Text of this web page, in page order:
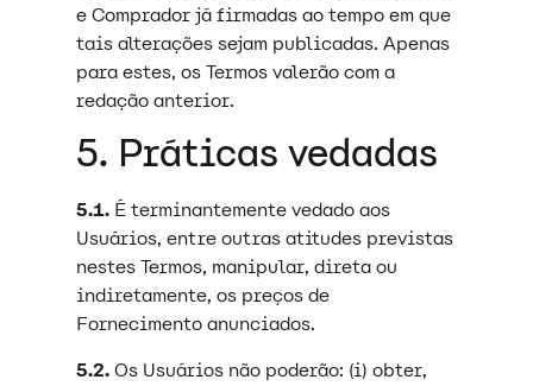
e Comprador já firmadas ao tempo em que
tais alterações sejam publicadas. Apenas
para estes, os Termos valerão com a
redação anterior.
5. Práticas vedadas
5.1. É terminantemente vedado aos
Usuários, entre outras atitudes previstas
nestes Termos, manipular, direta ou
indiretamente, os preços de
Fornecimento anunciados.
5.2.Os Usuários não poderão: (i) obter,